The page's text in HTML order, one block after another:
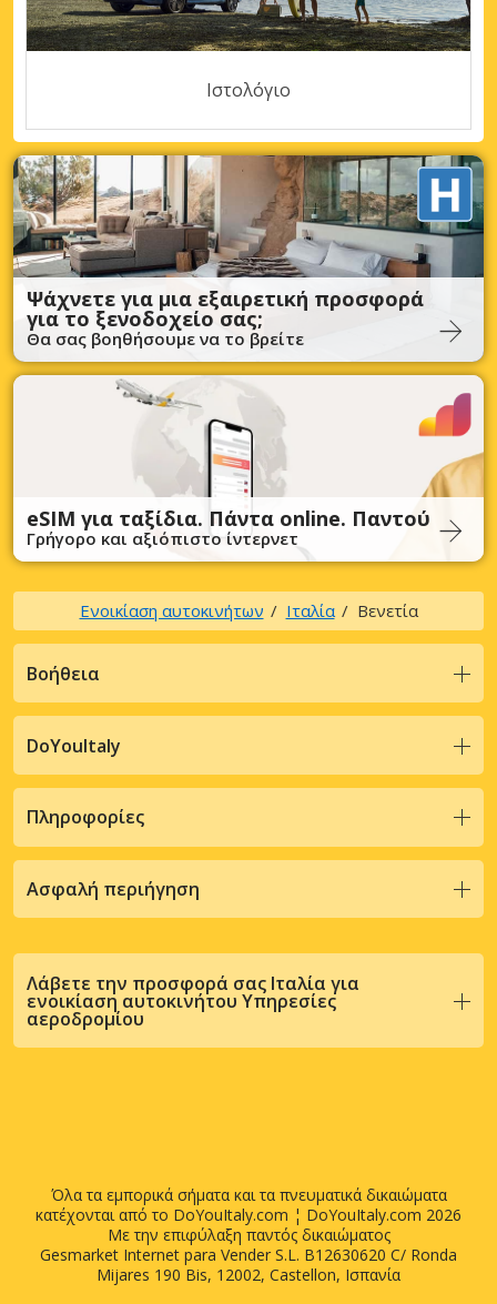
Ιστολόγιο
Ψάχνετε για μια εξαιρετική προσφορά
για το ξενοδοχείο σας;
Θα σας βοηθήσουμε να το βρείτε
eSIM για ταξίδια. Πάντα online. Παντού
Γρήγορο και αξιόπιστο ίντερνετ
Ενοικίαση αυτοκινήτων Ιταλία Βενετία
Βοήθεια
DoYouItaly
Πληροφορίες
Ασφαλή περιήγηση
Λάβετε την προσφορά σας Ιταλία για
ενοικίαση αυτοκινήτου Υπηρεσίες
αεροδρομίου
Όλα τα εμπορικά σήματα και τα πνευματικά δικαιώματα
κατέχονται από το DoYouItaly.com ¦ DoYouItaly.com 2026
Με την επιφύλαξη παντός δικαιώματος
Gesmarket Internet para Vender S.L. B12630620 C/ Ronda
Mijares 190 Bis, 12002, Castellon, Ισπανία